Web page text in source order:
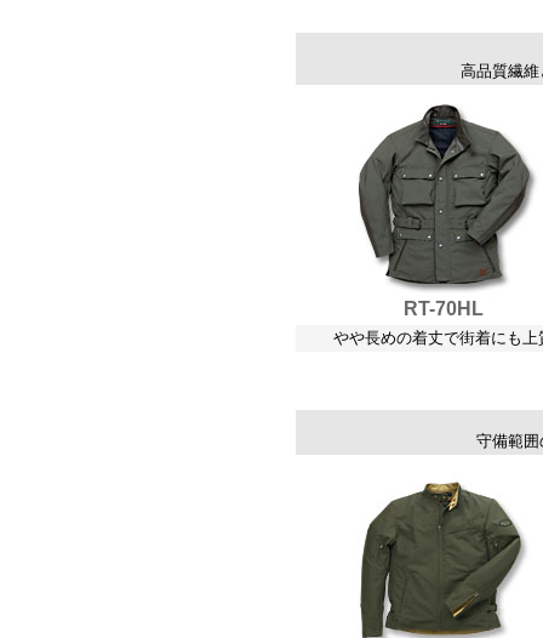
高品質繊
RT-70HL
やや長めの着丈で街着にも上
守備範